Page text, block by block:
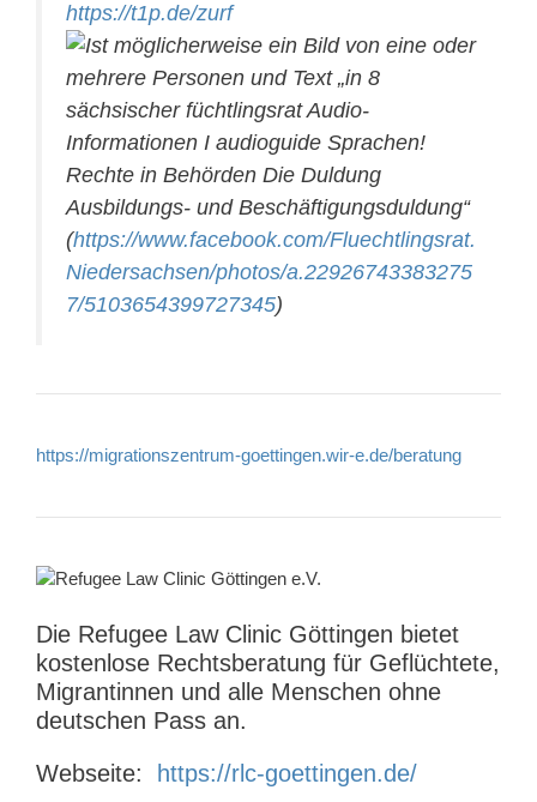
https://t1p.de/zurf
(https://www.facebook.com/Fluechtlingsrat.
Niedersachsen/photos/a.22926743383275
7/5103654399727345)
https://migrationszentrum-goettingen.wir-e.de/beratung
Die Refugee Law Clinic Göttingen bietet
kostenlose Rechtsberatung für Geflüchtete,
Migrantinnen und alle Menschen ohne
deutschen Pass an.
Webseite:
https://rlc-goettingen.de/